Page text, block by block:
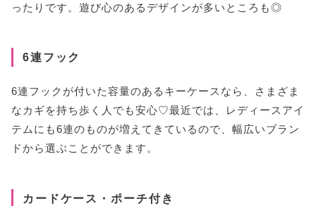
ったりです。遊び心のあるデザインが多いところも◎
6連フック
6連フックが付いた容量のあるキーケースなら、さまざま
なカギを持ち歩く人でも安心♡最近では、レディースアイ
テムにも6連のものが増えてきているので、幅広いブラン
ドから選ぶことができます。
カードケース・ポーチ付き